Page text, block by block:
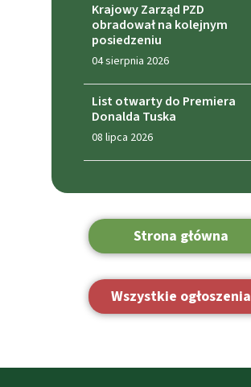
Krajowy Zarząd PZD
obradował na kolejnym
posiedzeniu
04 sierpnia 2026
List otwarty do Premiera
Donalda Tuska
08 lipca 2026
Wszystkie ogłoszenia
Strona główna